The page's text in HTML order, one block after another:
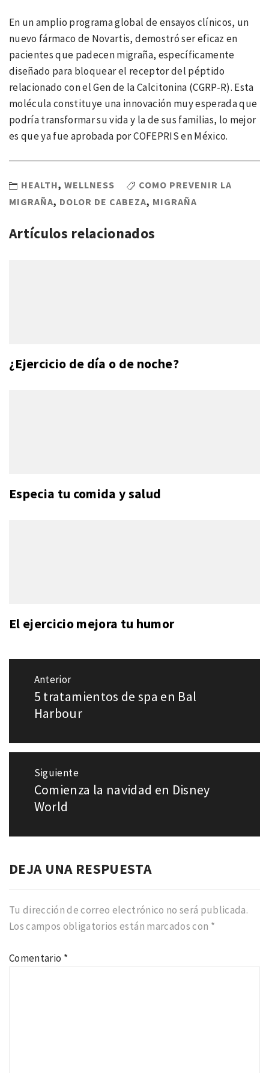
En un amplio programa global de ensayos clínicos, un
nuevo fármaco de Novartis, demostró ser eficaz en
pacientes que padecen migraña, específicamente
diseñado para bloquear el receptor del péptido
relacionado con el Gen de la Calcitonina (CGRP-R). Esta
molécula constituye una innovación muy esperada que
podría transformar su vida y la de sus familias, lo mejor
es que ya fue aprobada por COFEPRIS en México.
HEALTH, WELLNESS
COMO PREVENIR LA
MIGRAÑA, DOLOR DE CABEZA, MIGRAÑA
Artículos relacionados
¿Ejercicio de día o de noche?
Especia tu comida y salud
El ejercicio mejora tu humor
Navegación
entradas
Anterior
Entrada
anterior:
5 tratamientos de spa en Bal
Harbour
Siguiente
Entrada
siguiente:
Comienza la navidad en Disney
World
DEJA UNA RESPUESTA
Tu dirección de correo electrónico no será publicada.
Los campos obligatorios están marcados con *
Comentario *